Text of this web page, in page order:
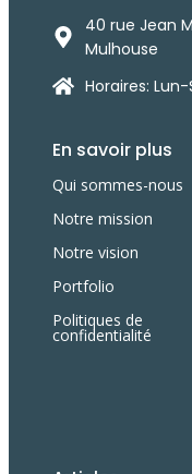
40 rue Jean
Mulhouse
Horaires:
En savoir plus
Qui sommes-nous
Notre mission
Notre vision
Portfolio
Politiques de
confidentialité